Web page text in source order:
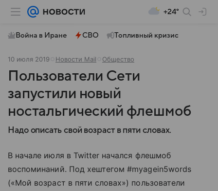
+24°
Война в Иране СВО Топливный кризис
10 июля 2019 Новости Mail Общество
Пользователи Сети
запустили новый
ностальгический флешмоб
Надо описать свой возраст в пяти словах.
В начале июля в Twitter начался флешмоб
воспоминаний. Под хештегом #myagein5words
(«Мой возраст в пяти словах») пользователи